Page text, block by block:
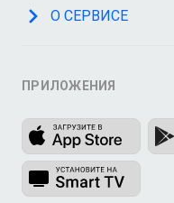
О СЕРВИСЕ
ПРИЛОЖЕНИЯ